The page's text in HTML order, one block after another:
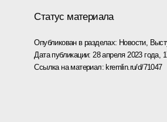
Статус материала
Опубликован в разделах: Новости,
Дата публикации: 28 апреля 2023 года,
Ссылка на материал: kremlin.ru/d/71047